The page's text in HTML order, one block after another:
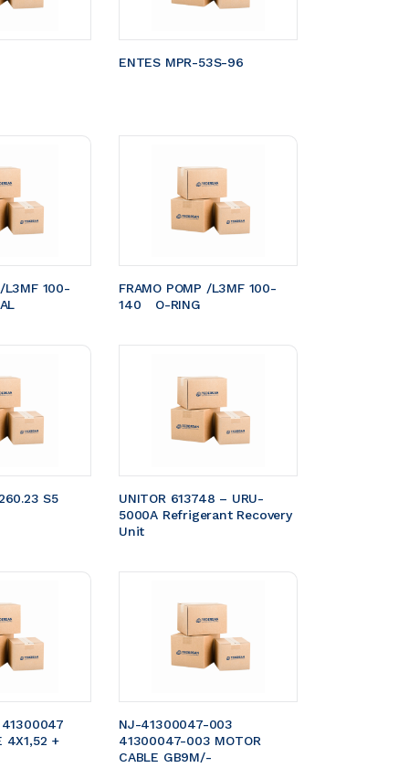
ENTES MPR-53S-96
/L3MF 100-
FRAMO POMP /L3MF 100-
140	O-RING
S5
UNITOR 613748 – URU-
5000A Refrigerant Recovery
Unit
4X1,52 +
NJ-41300047-003
41300047-003 MOTOR
CABLE GB9M/-